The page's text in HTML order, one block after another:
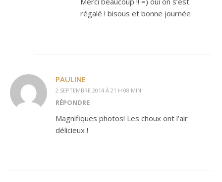
régalé ! bisous et bonne journée
PAULINE
2 SEPTEMBRE 2014 À 21 H 08 MIN
RÉPONDRE
Magnifiques photos! Les choux ont l’air
délicieux !